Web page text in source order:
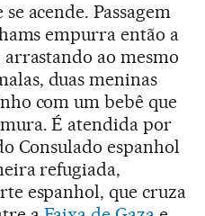
acende. Passagem
empurra então a
ao mesmo
duas meninas
com um bebê que
É atendida por
Consulado espanhol
refugiada,
espanhol, que cruza